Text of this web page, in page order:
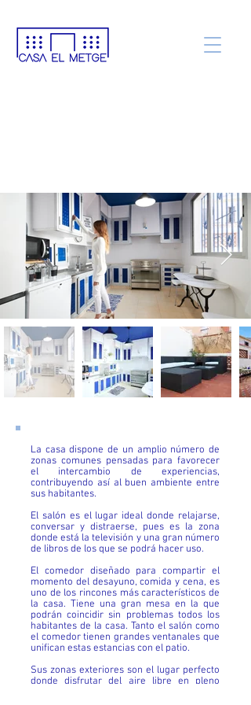
La casa dispone de un amplio número de
zonas comunes pensadas para favorecer
el intercambio de experiencias,
contribuyendo así al buen ambiente entre
sus habitantes.
El salón es el lugar ideal donde relajarse,
conversar y distraerse, pues es la zona
donde está la televisión y una gran número
de libros de los que se podrá hacer uso.
El comedor diseñado para compartir el
momento del desayuno, comida y cena, es
uno de los rincones más característicos de
la casa. Tiene una gran mesa en la que
podrán coincidir sin problemas todos los
habitantes de la casa. Tanto el salón como
el comedor tienen grandes ventanales que
unifican estas estancias con el patio.
Sus zonas exteriores son el lugar perfecto
donde disfrutar del aire libre en pleno